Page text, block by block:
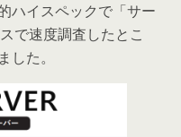
ハイスペックで「サー
で速度調査したとこ
た。